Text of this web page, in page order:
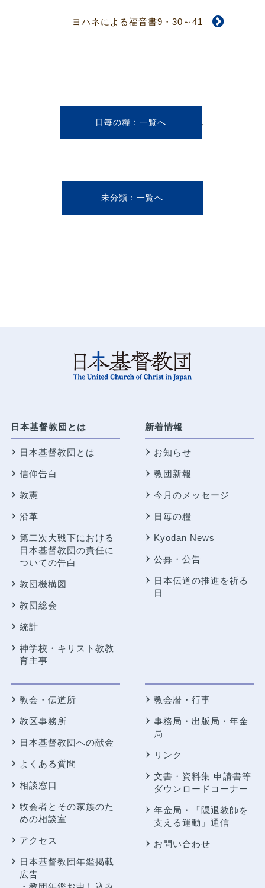
ヨハネによる福音書9・30～41
日毎の糧 ,
未分類
日本基督教団とは
日本基督教団とは
信仰告白
教憲
沿革
第二次大戦下における
日本基督教団の責任に
ついての告白
教団機構図
教団総会
統計
神学校・キリスト教教
育主事
新着情報
お知らせ
教団新報
今月のメッセージ
日毎の糧
Kyodan News
公募・公告
日本伝道の推進を祈る
日
教会・伝道所
教区事務所
日本基督教団への献金
よくある質問
相談窓口
牧会者とその家族のた
めの相談室
アクセス
日本基督教団年鑑掲載
広告
教会暦・行事
事務局・出版局・年金
局
リンク
文書・資料集 申請書等
ダウンロードコーナー
年金局・
「隠退教師を
支える運動」通信
お問い合わせ